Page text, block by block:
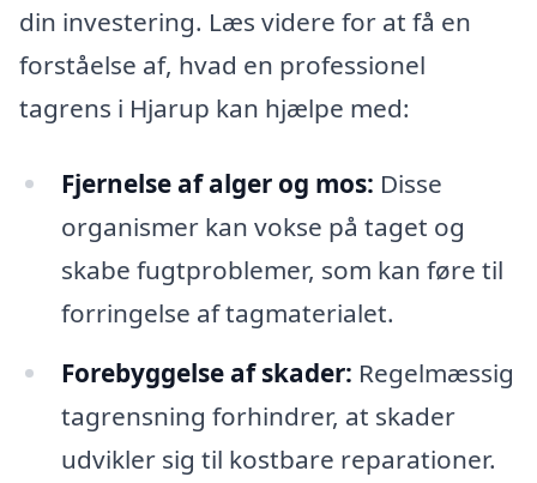
din investering. Læs videre for at få en
forståelse af, hvad en professionel
tagrens i Hjarup kan hjælpe med:
Fjernelse af alger og mos: Disse
organismer kan vokse på taget og
skabe fugtproblemer, som kan føre til
forringelse af tagmaterialet.
Forebyggelse af skader: Regelmæssig
tagrensning forhindrer, at skader
udvikler sig til kostbare reparationer.